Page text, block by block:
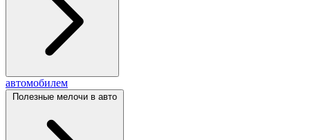
автомобилем
Полезные мелочи в авто